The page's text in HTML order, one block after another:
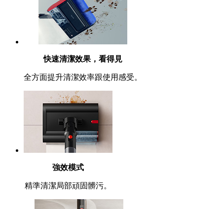
快速清潔效果，看得見
全方面提升清潔效率跟使用感受。
強效模式
精準清潔局部頑固髒污。